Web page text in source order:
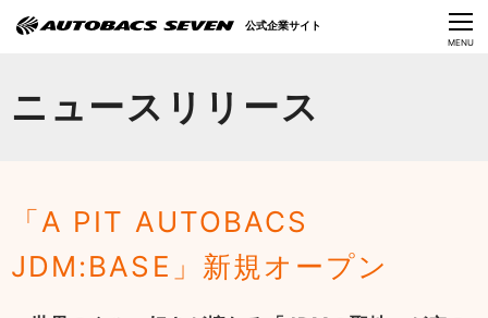
CLOSE
MENU
ニュースリリース
「A PIT AUTOBACS
JDM:BASE」新規オープン
公式企業サイト
サステナビリティ
Language